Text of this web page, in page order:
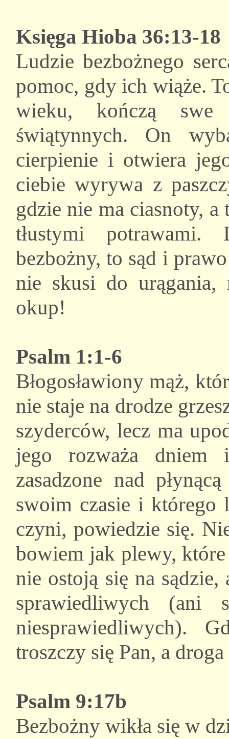
Księga Hioba 36:13-18
Ludzie bezbożnego
pomoc, gdy ich wiąże.
wieku, kończą swe
świątynnych. On
cierpienie i otwiera
ciebie wyrywa z
gdzie nie ma ciasnoty,
tłustymi
bezbożny, to sąd i
nie skusi do
okup!
Psalm 1:1-6
Błogosławiony mąż,
nie staje na drodze
szyderców, lecz ma
jego rozważa
zasadzone nad
swoim czasie i którego
czyni, powiedzie się.
bowiem jak plewy,
nie ostoją się na
sprawiedliwych (ani
niesprawiedliwych).
troszczy się Pan, a
Psalm 9:17b
Bezbożny wikła się w